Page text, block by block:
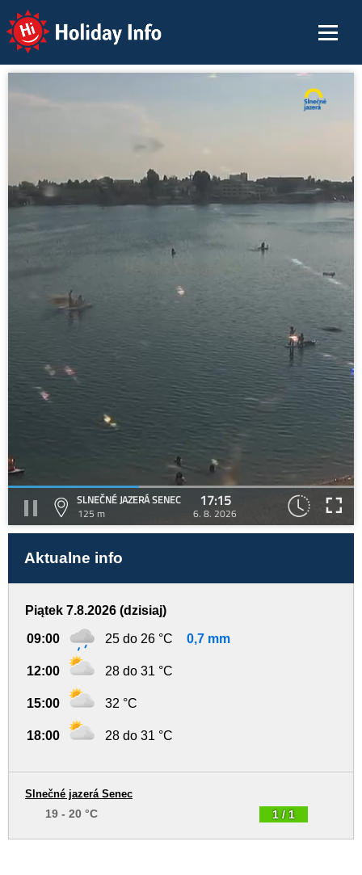
Holiday Info
SLNEČNÉ JAZERÁ SENEC
125 m
17:15
6. 8. 2026
Aktualne info
Piątek 7.8.2026 (dzisiaj)
09:00 25 do 26 °C 0,7 mm
12:00 28 do 31 °C
15:00 32 °C
18:00 28 do 31 °C
1 / 1
Slnečné jazerá Senec
19 - 20 °C